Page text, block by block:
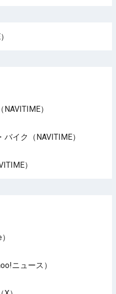
）
イク（NAVITIME）
）
ニュース）